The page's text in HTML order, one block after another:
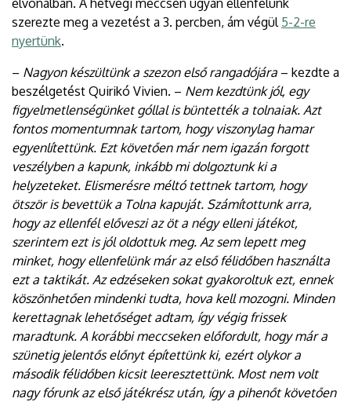
szerezte meg a vezetést a 3. percben, ám végül 5-2-re
nyertünk.
– Nagyon készültünk a szezon első rangadójára – kezdte a
beszélgetést Quirikó Vivien. – Nem kezdtünk jól, egy
figyelmetlenségünket góllal is büntették a tolnaiak. Azt
fontos momentumnak tartom, hogy viszonylag hamar
egyenlítettünk. Ezt követően már nem igazán forgott
veszélyben a kapunk, inkább mi dolgoztunk ki a
helyzeteket. Elismerésre méltó tettnek tartom, hogy
ötször is bevettük a Tolna kapuját. Számítottunk arra,
hogy az ellenfél előveszi az öt a négy elleni játékot,
szerintem ezt is jól oldottuk meg. Az sem lepett meg
minket, hogy ellenfelünk már az első félidőben használta
ezt a taktikát. Az edzéseken sokat gyakoroltuk ezt, ennek
köszönhetően mindenki tudta, hova kell mozogni. Minden
kerettagnak lehetőséget adtam, így végig frissek
maradtunk. A korábbi meccseken előfordult, hogy már a
szünetig jelentős előnyt építettünk ki, ezért olykor a
második félidőben kicsit leeresztettünk. Most nem volt
nagy fórunk az első játékrész után, így a pihenőt követően